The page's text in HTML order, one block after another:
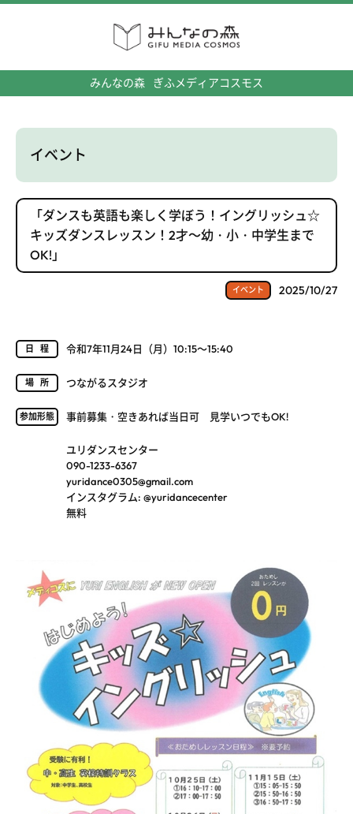
みんなの森 ぎふメディアコスモス
イベント
「ダンスも英語も楽しく学ぼう！イングリッシュ☆
キッズダンスレッスン！2才～幼・小・中学生まで
OK!」
イベント 2025/10/27
日程 令和7年11月24日（月）10:15～15:40
場所 つながるスタジオ
参加形態 事前募集・空きあれば当日可 見学いつでもOK!
ユリダンスセンター
090-1233-6367
yuridance0305@gmail.com
インスタグラム: @yuridancecenter
無料